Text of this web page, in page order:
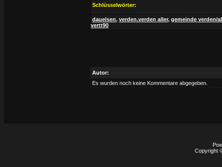
Schlüsselwörter:
dauelsen, verden.verden aller, gemeinde verden/
vertt90
Autor:
Es wurden noch keine Kommentare abgegeben.
Copyright